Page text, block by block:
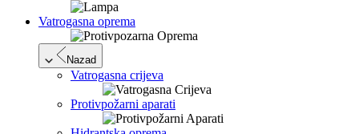
Vatrogasna oprema
Nazad
Vatrogasna crijeva
Protivpožarni aparati